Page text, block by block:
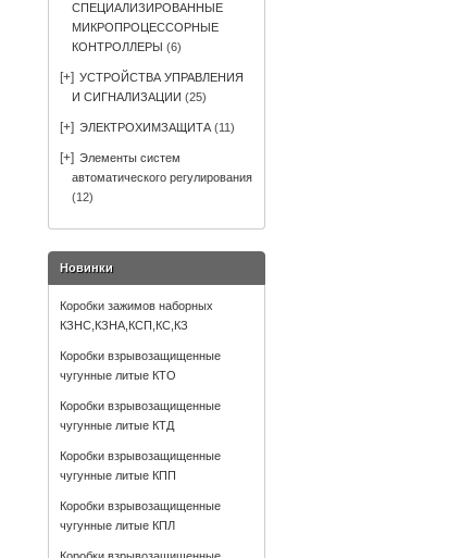
СПЕЦИАЛИЗИРОВАННЫЕ
МИКРОПРОЦЕССОРНЫЕ
КОНТРОЛЛЕРЫ (6)
[+] УСТРОЙСТВА УПРАВЛЕНИЯ
И СИГНАЛИЗАЦИИ (25)
[+] ЭЛЕКТРОХИМЗАЩИТА (11)
[+] Элементы систем
автоматического регулирования
(12)
Новинки
Коробки зажимов наборных
КЗНС,КЗНА,КСП,КС,КЗ
Коробки взрывозащищенные
чугунные литые КТО
Коробки взрывозащищенные
чугунные литые КТД
Коробки взрывозащищенные
чугунные литые КПП
Коробки взрывозащищенные
чугунные литые КПЛ